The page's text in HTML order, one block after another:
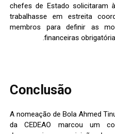
chefes de Estado solicitaram
trabalhasse em estreita
membros para definir as
financeiras
Conclusão
A nomeação de Bola Ahmed
da CEDEAO marcou um